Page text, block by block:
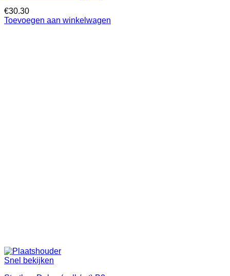
€30.30
Toevoegen aan winkelwagen
Snel bekijken